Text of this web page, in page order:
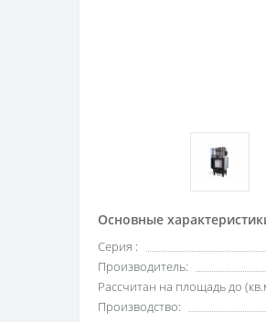
Основные
Серия :
Производитель:
Рассчитан на площадь до
Производство: